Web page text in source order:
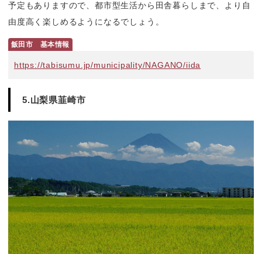
予定もありますので、都市型生活から田舎暮らしまで、より自
由度高く楽しめるようになるでしょう。
飯田市　基本情報
https://tabisumu.jp/municipality/NAGANO/iida
5.山梨県韮崎市